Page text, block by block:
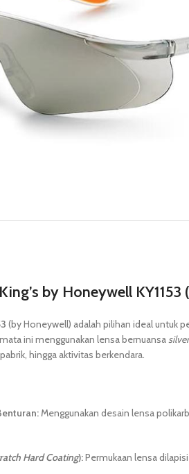
by Honeywell
(by Honeywell) adalah pilihan ideal untuk
ini menggunakan lensa bernuansa
hingga aktivitas berkendara.
Menggunakan desain lensa
Hard Coating):Permukaan lensa